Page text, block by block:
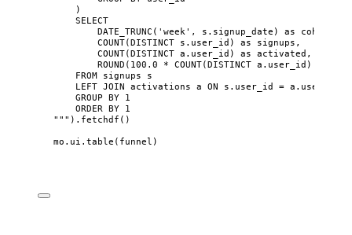
)
SELECT
DATE_TRUNC('week', s.signup_date) as
COUNT(DISTINCT s.user_id) as signups,
COUNT(DISTINCT a.user_id) as activated,
ROUND(100.0 * COUNT(DISTINCT a.user_id) /
FROM signups s
LEFT JOIN activations a ON s.user_id = a.user_id
GROUP BY 1
ORDER BY 1
""" ). fetchdf ()
mo.ui. table ( funnel )